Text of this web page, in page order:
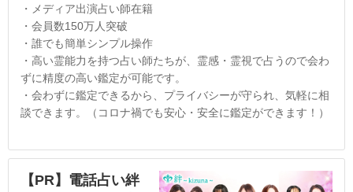
・メディア出演占い師在籍
・会員数150万人突破
・誰でも簡単シンプル操作
・高い霊能力を持つ占い師たちが、霊感・霊視で占うので会わ
ずに精度の高い鑑定が可能です。
・会わずに鑑定できるから、プライバシーが守られ、気軽に相
談できます。（コロナ禍でも安心・安全に鑑定ができます！）
【PR】電話占い絆